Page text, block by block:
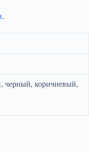
.
черный, коричневый,